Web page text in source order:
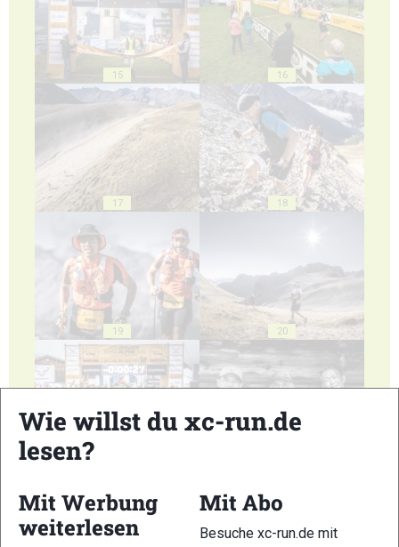
15 16
17 18
19 20
Wie willst du xc-run.de
lesen?
Mit Werbung
weiterlesen
Mit Abo
Besuche xc-run.de mit